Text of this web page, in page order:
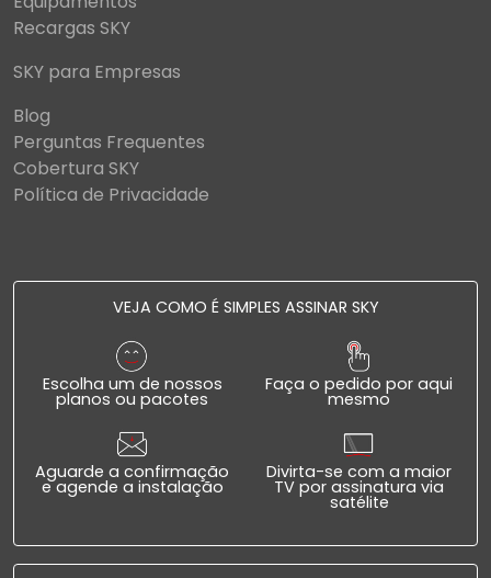
Recargas SKY
SKY para Empresas
Blog
Perguntas Frequentes
Cobertura SKY
Política de Privacidade
VEJA COMO É SIMPLES ASSINAR SKY
Escolha um de nossos
planos ou pacotes
Faça o pedido por aqui
mesmo
Aguarde a confirmação
e agende a instalação
Divirta-se com a maior
TV por assinatura via
satélite